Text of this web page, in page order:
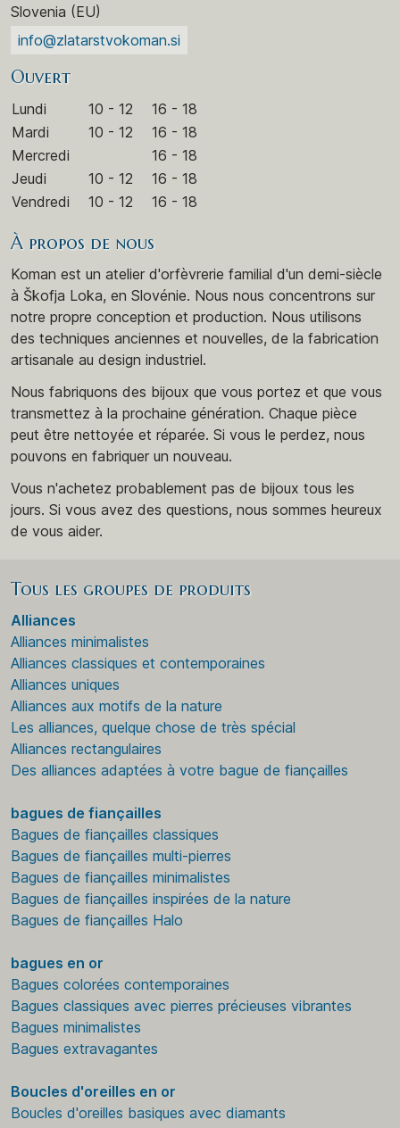
Slovenia (EU)
info@zlatarstvokoman.si
Ouvert
Lundi 10 - 12
16 - 18
Mardi
10 - 12
16 - 18
Mercredi
16 - 18
Jeudi
10 - 12
16 - 18
Vendredi
10 - 12 16 - 18
À propos de nous
Koman est un atelier d'orfèvrerie familial d'un demi-siècle
à Škofja Loka, en Slovénie. Nous nous concentrons sur
notre propre conception et production. Nous utilisons
des techniques anciennes et nouvelles, de la fabrication
artisanale au design industriel.
Nous fabriquons des bijoux que vous portez et que vous
transmettez à la prochaine génération. Chaque pièce
peut être nettoyée et réparée. Si vous le perdez, nous
pouvons en fabriquer un nouveau.
Vous n'achetez probablement pas de bijoux tous les
jours. Si vous avez des questions, nous sommes heureux
de vous aider.
Tous les groupes de produits
Alliances
Alliances minimalistes
Alliances classiques et contemporaines
Alliances uniques
Alliances aux motifs de la nature
Les alliances, quelque chose de très spécial
Alliances rectangulaires
Des alliances adaptées à votre bague de fiançailles
bagues de fiançailles
Bagues de fiançailles classiques
Bagues de fiançailles multi-pierres
Bagues de fiançailles minimalistes
Bagues de fiançailles inspirées de la nature
Bagues de fiançailles Halo
bagues en or
Bagues colorées contemporaines
Bagues classiques avec pierres précieuses vibrantes
Bagues minimalistes
Bagues extravagantes
Boucles d'oreilles en or
Boucles d'oreilles basiques avec diamants